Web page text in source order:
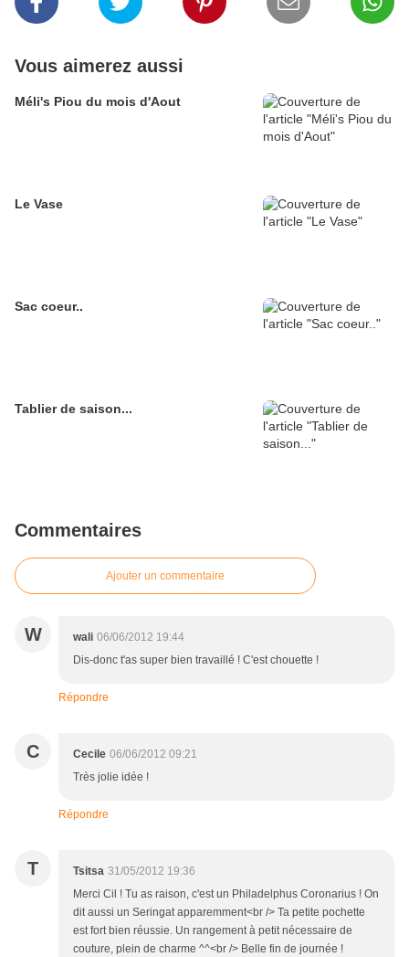
Vous aimerez aussi
Méli's Piou du mois d'Aout
Le Vase
Sac coeur..
Tablier de saison...
Commentaires
Ajouter un commentaire
W wali 06/06/2012 19:44
Dis-donc t'as super bien travaillé ! C'est chouette !
Répondre
C Cecile 06/06/2012 09:21
Très jolie idée !
Répondre
T Tsitsa 31/05/2012 19:36
Merci Cil ! Tu as raison, c'est un Philadelphus Coronarius ! On
dit aussi un Seringat apparemment<br /> Ta petite pochette
est fort bien réussie. Un rangement à petit nécessaire de
couture, plein de charme ^^<br /> Belle fin de journée !